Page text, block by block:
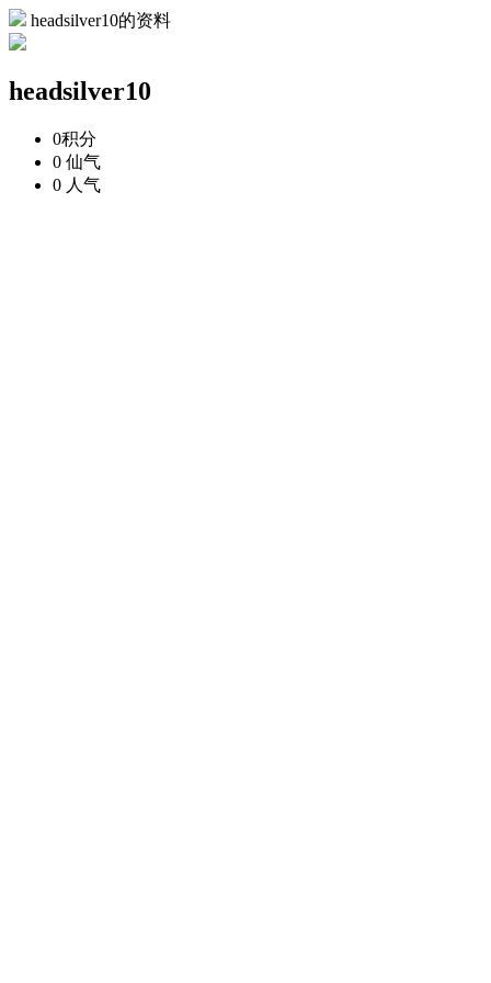
headsilver10的资料
headsilver10
0积分
0 仙气
0 人气